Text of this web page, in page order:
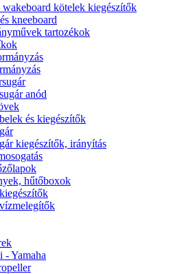
kötelek kiegészítők
kneeboard
tartozékok
anód
és kiegészítők
kiegészítők, irányítás
hűtőboxok
- Yamaha